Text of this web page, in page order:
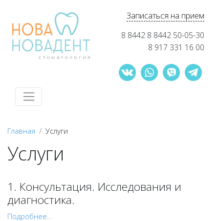
Записаться на прием
8 8442 8 8442 50-05-30
8 917 331 16 00
Главная Услуги
Услуги
1. Консультация. Исследования и
диагностика.
Подробнее...